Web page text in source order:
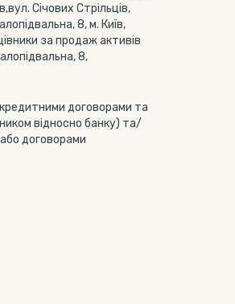
Січових Стрільців,
8, м. Київ,
за продаж активів
8,
договорами та
відносно банку) та/
договорами